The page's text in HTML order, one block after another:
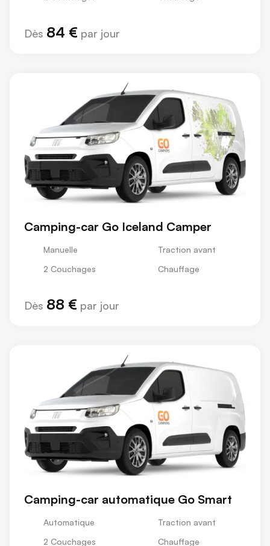
Dès 84 € par jour
Camping-car Go Iceland Camper
Manuelle
Traction avant
2 Couchages
Chauffage
Dès 88 € par jour
Camping-car automatique Go Smart
Automatique
Traction avant
2 Couchages
Chauffage